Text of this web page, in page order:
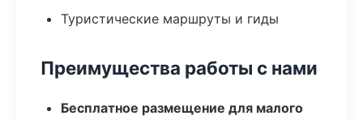
Туристические маршруты и гиды
Преимущества работы с нами
Бесплатное размещение для малого